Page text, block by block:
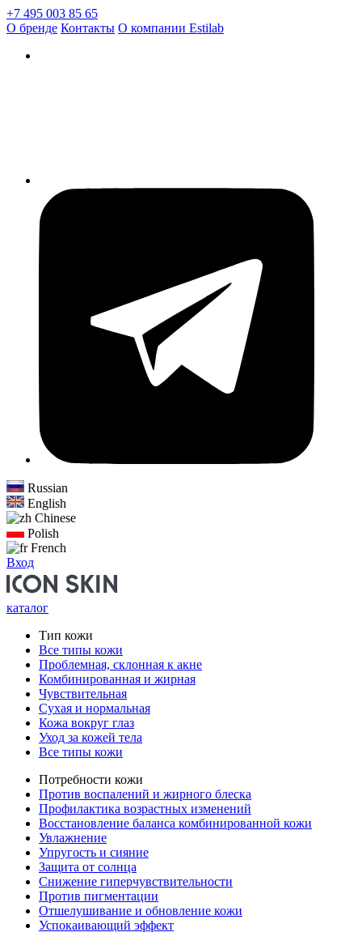
+7 495 003 85 65
О бренде Контакты О компании Estilab
Russian
English
Chinese
Polish
French
Вход
каталог
Тип кожи
Все типы кожи
Проблемная, склонная к акне
Комбинированная и жирная
Чувствительная
Сухая и нормальная
Кожа вокруг глаз
Уход за кожей тела
Все типы кожи
Потребности кожи
Против воспалений и жирного блеска
Профилактика возрастных изменений
Восстановление баланса комбинированной кожи
Увлажнение
Упругость и сияние
Защита от солнца
Снижение гиперчувствительности
Против пигментации
Отшелушивание и обновление кожи
Успокаивающий эффект